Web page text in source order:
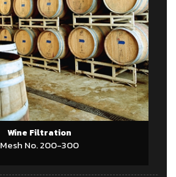
Wine Filtration
Mesh No. 200-300